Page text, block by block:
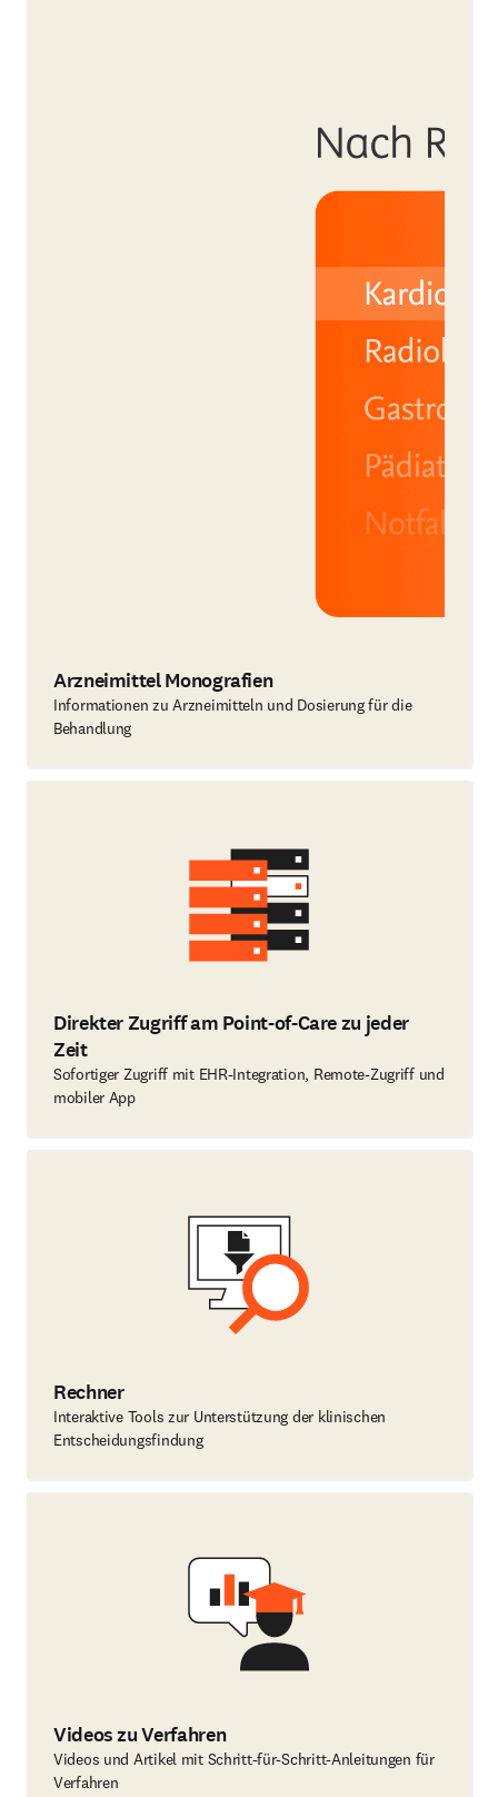
Arzneimittel Monografien
Informationen zu Arzneimitteln und Dosierung für die
Behandlung
Direkter Zugriff am Point-of-Care zu jeder
Zeit
Sofortiger Zugriff mit EHR-Integration, Remote-Zugriff und
mobiler App
Rechner
Interaktive Tools zur Unterstützung der klinischen
Entscheidungsfindung
Videos zu Verfahren
Videos und Artikel mit Schritt-für-Schritt-Anleitungen für
Verfahren